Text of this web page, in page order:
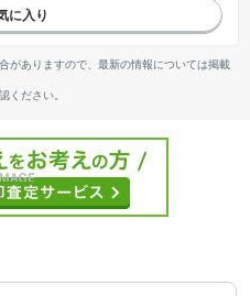
がありますので、最新の情報については掲載
ください。